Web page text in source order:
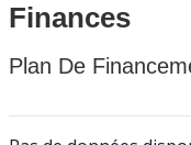
Finances
Plan De